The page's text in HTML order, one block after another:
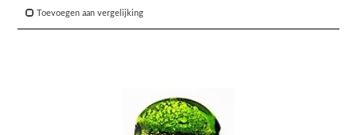
Toevoegen aan vergelijking